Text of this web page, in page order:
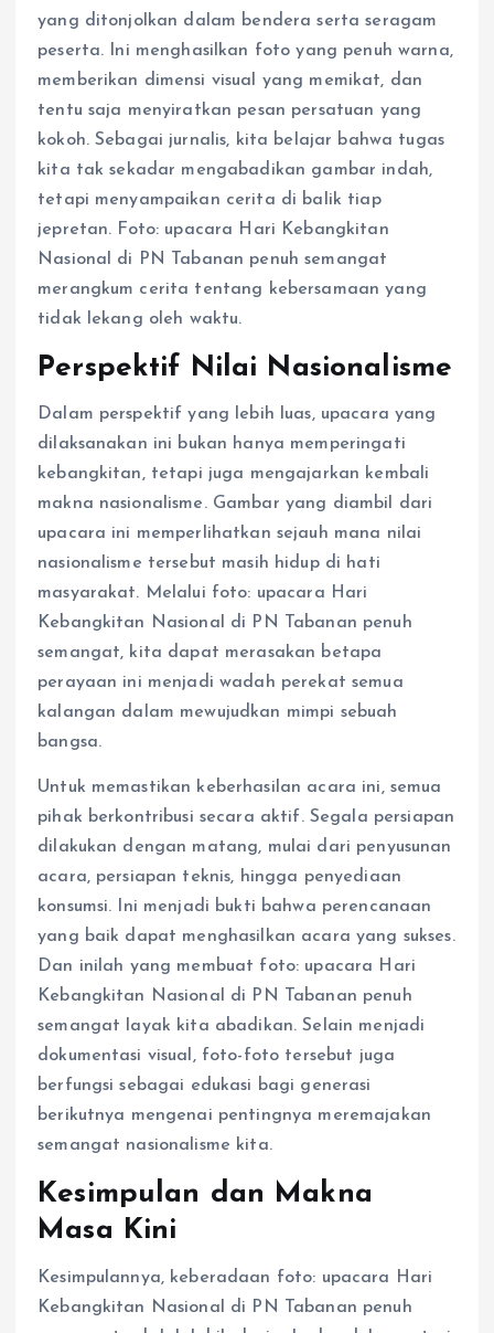
yang ditonjolkan dalam bendera serta seragam
peserta. Ini menghasilkan foto yang penuh warna,
memberikan dimensi visual yang memikat, dan
tentu saja menyiratkan pesan persatuan yang
kokoh. Sebagai jurnalis, kita belajar bahwa tugas
kita tak sekadar mengabadikan gambar indah,
tetapi menyampaikan cerita di balik tiap
jepretan. Foto: upacara Hari Kebangkitan
Nasional di PN Tabanan penuh semangat
merangkum cerita tentang kebersamaan yang
tidak lekang oleh waktu.
Perspektif Nilai Nasionalisme
Dalam perspektif yang lebih luas, upacara yang
dilaksanakan ini bukan hanya memperingati
kebangkitan, tetapi juga mengajarkan kembali
makna nasionalisme. Gambar yang diambil dari
upacara ini memperlihatkan sejauh mana nilai
nasionalisme tersebut masih hidup di hati
masyarakat. Melalui foto: upacara Hari
Kebangkitan Nasional di PN Tabanan penuh
semangat, kita dapat merasakan betapa
perayaan ini menjadi wadah perekat semua
kalangan dalam mewujudkan mimpi sebuah
bangsa.
Untuk memastikan keberhasilan acara ini, semua
pihak berkontribusi secara aktif. Segala persiapan
dilakukan dengan matang, mulai dari penyusunan
acara, persiapan teknis, hingga penyediaan
konsumsi. Ini menjadi bukti bahwa perencanaan
yang baik dapat menghasilkan acara yang sukses.
Dan inilah yang membuat foto: upacara Hari
Kebangkitan Nasional di PN Tabanan penuh
semangat layak kita abadikan. Selain menjadi
dokumentasi visual, foto-foto tersebut juga
berfungsi sebagai edukasi bagi generasi
berikutnya mengenai pentingnya meremajakan
semangat nasionalisme kita.
Kesimpulan dan Makna
Masa Kini
Kesimpulannya, keberadaan foto: upacara Hari
Kebangkitan Nasional di PN Tabanan penuh